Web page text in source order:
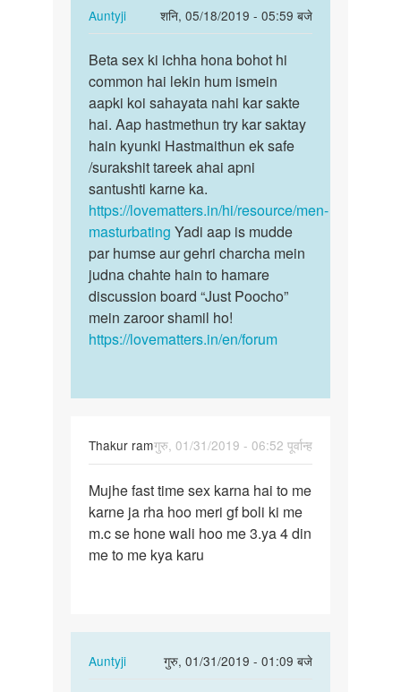
or
lamba
krna…
by
Raj
Kumar
Auntyji
शनि, 05/18/2019 - 05:59 बजे
In
reply
to
Sex
karna
by
Raj
Beta
sex
ki
ichha
hona
bohot…
Beta sex ki ichha hona bohot hi
common hai lekin hum ismein
aapki koi sahayata nahi kar sakte
hai. Aap hastmethun try kar saktay
hain kyunki Hastmaithun ek safe
/surakshit tareek ahai apni
santushti karne ka.
https://lovematters.in/hi/resource/men-
masturbating Yadi aap is mudde
par humse aur gehri charcha mein
judna chahte hain to hamare
discussion board “Just Poocho”
mein zaroor shamil ho!
https://lovematters.in/en/forum
Thakur ramगुरु, 01/31/2019 - 06:52 पूर्वान्ह
Mujhe
fast
time
sex
Mujhe fast time sex karna hai to me
karne ja rha hoo meri gf boli ki me
m.c se hone wali hoo me 3.ya 4 din
me to me kya karu
Auntyji
गुरु, 01/31/2019 - 01:09 बजे
In